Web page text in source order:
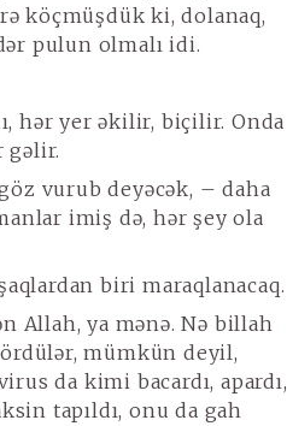
köçmüşdük ki, dolanaq,
pulun olmalı idi.
hər yer əkilir, biçilir. Onda
gəlir.
vurub deyəcək, – daha
imiş də, hər şey ola
biri maraqlanacaq.
Allah, ya mənə. Nə billah
mümkün deyil,
da kimi bacardı, apardı,
tapıldı, onu da gah